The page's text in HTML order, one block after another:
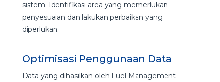
sistem. Identifikasi area yang memerlukan
penyesuaian dan lakukan perbaikan yang
diperlukan.
Optimisasi Penggunaan Data
Data yang dihasilkan oleh Fuel Management